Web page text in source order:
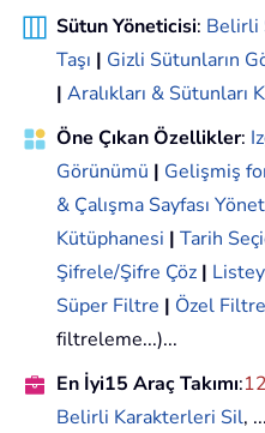
Sütun Yöneticisi: Belirli
Taşı | Gizli Sütunların
| Aralıkları & Sütunları
Öne Çıkan Özellikler:
Görünümü | Gelişmiş
& Çalışma Sayfası
Kütüphanesi | Tarih
Şifrele/Şifre Çöz |
Süper Filtre | Özel Filtre
filtreleme...)...
En İyi15 Araç Takımı:12
Belirli Karakterleri Sil,